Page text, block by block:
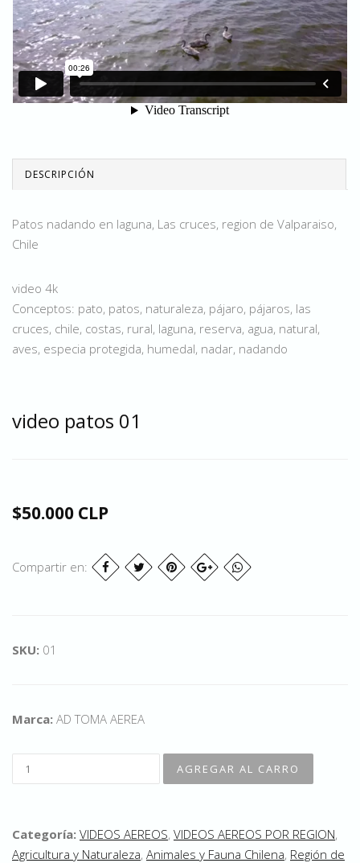
DESCRIPCIÓN
Patos nadando en laguna, Las cruces, region de Valparaiso,
Chile
video 4k
Conceptos: pato, patos, naturaleza, pájaro, pájaros, las
cruces, chile, costas, rural, laguna, reserva, agua, natural,
aves, especia protegida, humedal, nadar, nadando
video patos 01
$50.000 CLP
Compartir en:
SKU: 01
Marca: AD TOMA AEREA
Categoría: VIDEOS AEREOS, VIDEOS AEREOS POR REGION,
Agricultura y Naturaleza, Animales y Fauna Chilena, Región de